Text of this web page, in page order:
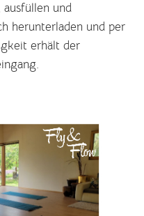
und
herunterladen und per
erhält der